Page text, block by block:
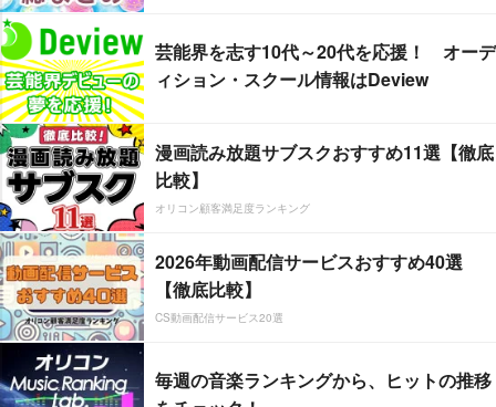
芸能界を志す10代～20代を応援！ オーデ
ィション・スクール情報はDeview
漫画読み放題サブスクおすすめ11選【徹底
比較】
オリコン顧客満足度ランキング
2026年動画配信サービスおすすめ40選
【徹底比較】
CS動画配信サービス20選
毎週の音楽ランキングから、ヒットの推移